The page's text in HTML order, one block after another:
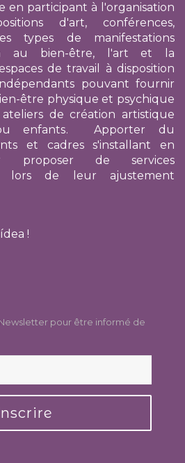
en participant à l'organisation
d'art, conférences,
types de manifestations
au bien-être, l'art et la
de travail à disposition
pouvant fournir
être physique et psychique
de création artistique
enfants. Apporter du
et cadres s'installant en
de services
lors de leur ajustement
!
pour être informé de